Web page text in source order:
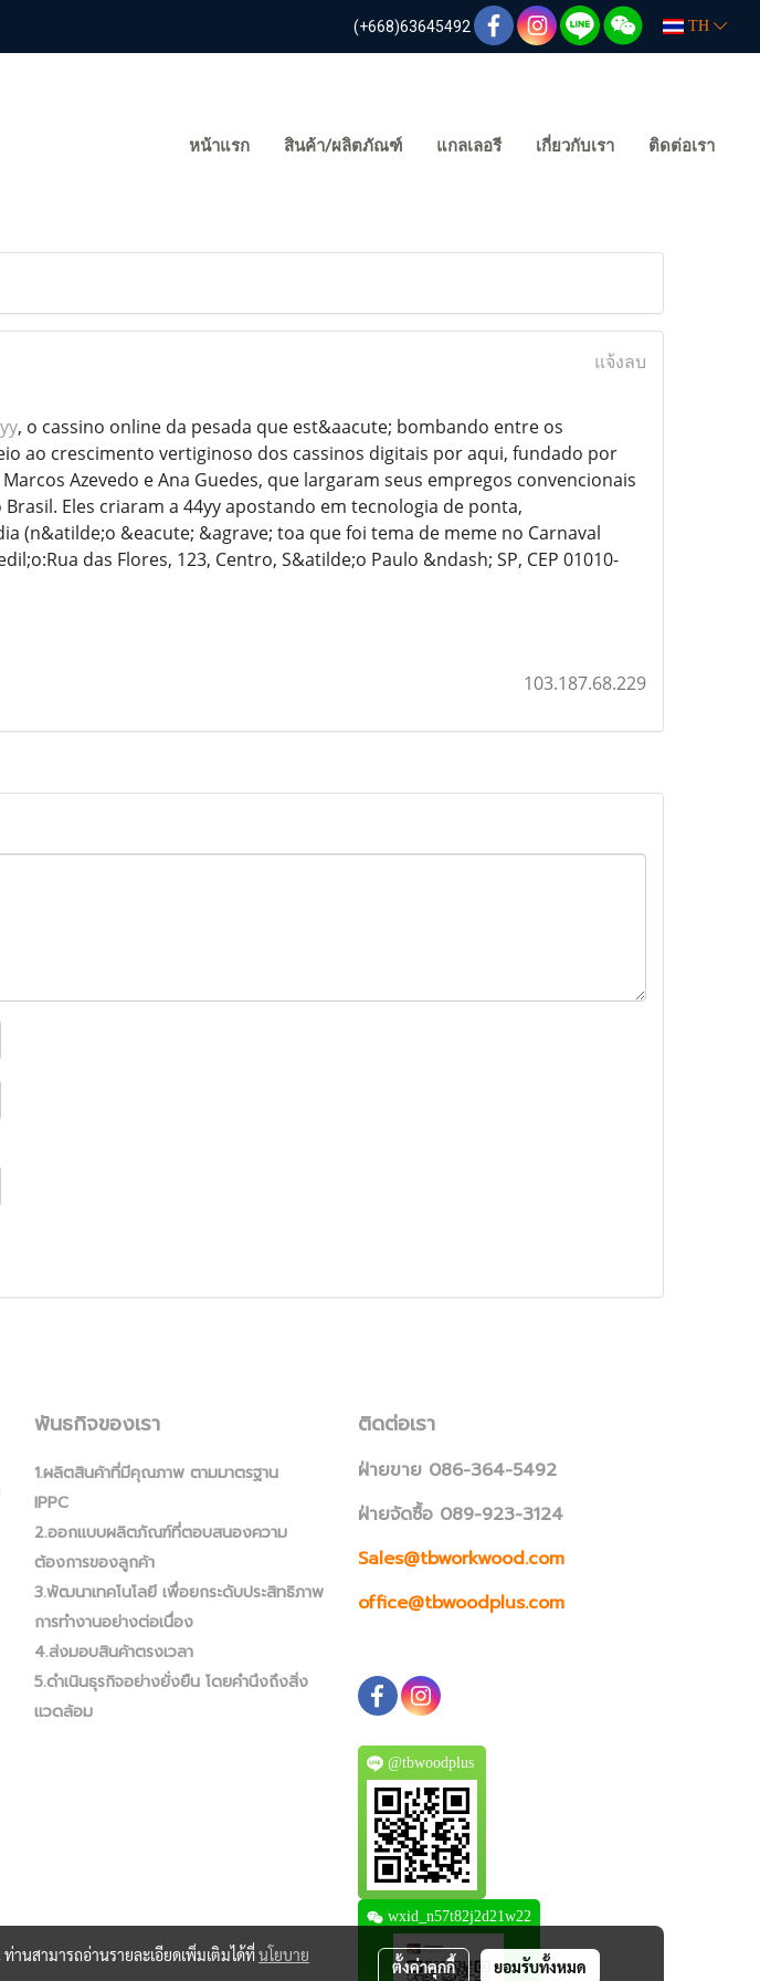
(+668)63645492 TH
หน้าแรก สินค้า/ผลิตภัณฑ์ แกลเลอรี เกี่ยวกับเรา ติดต่อเรา
แจ้งลบ
, o cassino online da pesada que est&aacute; bombando entre os
ao crescimento vertiginoso dos cassinos digitais por aqui, fundado por
Azevedo e Ana Guedes, que largaram seus empregos convencionais
Eles criaram a 44yy apostando em tecnologia de ponta,
(n&atilde;o &eacute; &agrave; toa que foi tema de meme no Carnaval
das Flores, 123, Centro, S&atilde;o Paulo &ndash; SP, CEP 01010-
103.187.68.229
พันธกิจของเรา
1.ผลิตสินค้าที่มีคุณภาพ ตามมาตรฐาน
IPPC
2.ออกแบบผลิตภัณฑ์ที่ตอบสนองความ
ต้องการของลูกค้า
3.พัฒนาเทคโนโลยี เพื่อยกระดับประสิทธิภาพ
การทำงานอย่างต่อเนื่อง
4.ส่งมอบสินค้าตรงเวลา
5.ดำเนินธุรกิจอย่างยั่งยืน โดยคำนึงถึงสิ่ง
แวดล้อม
ติดต่อเรา
ฝ่ายขาย 086-364-5492
ฝ่ายจัดซื้อ 089-923-3124
Sales@tbworkwood.com
office@tbwoodplus.com
@tbwoodplus
wxid_n57t82j2d21w22
านสามารถอ่านรายละเอียดเพิ่มเติมได้ที่นโยบาย
ตั้งค่าคุกกี้ ยอมรับทั้งหมด